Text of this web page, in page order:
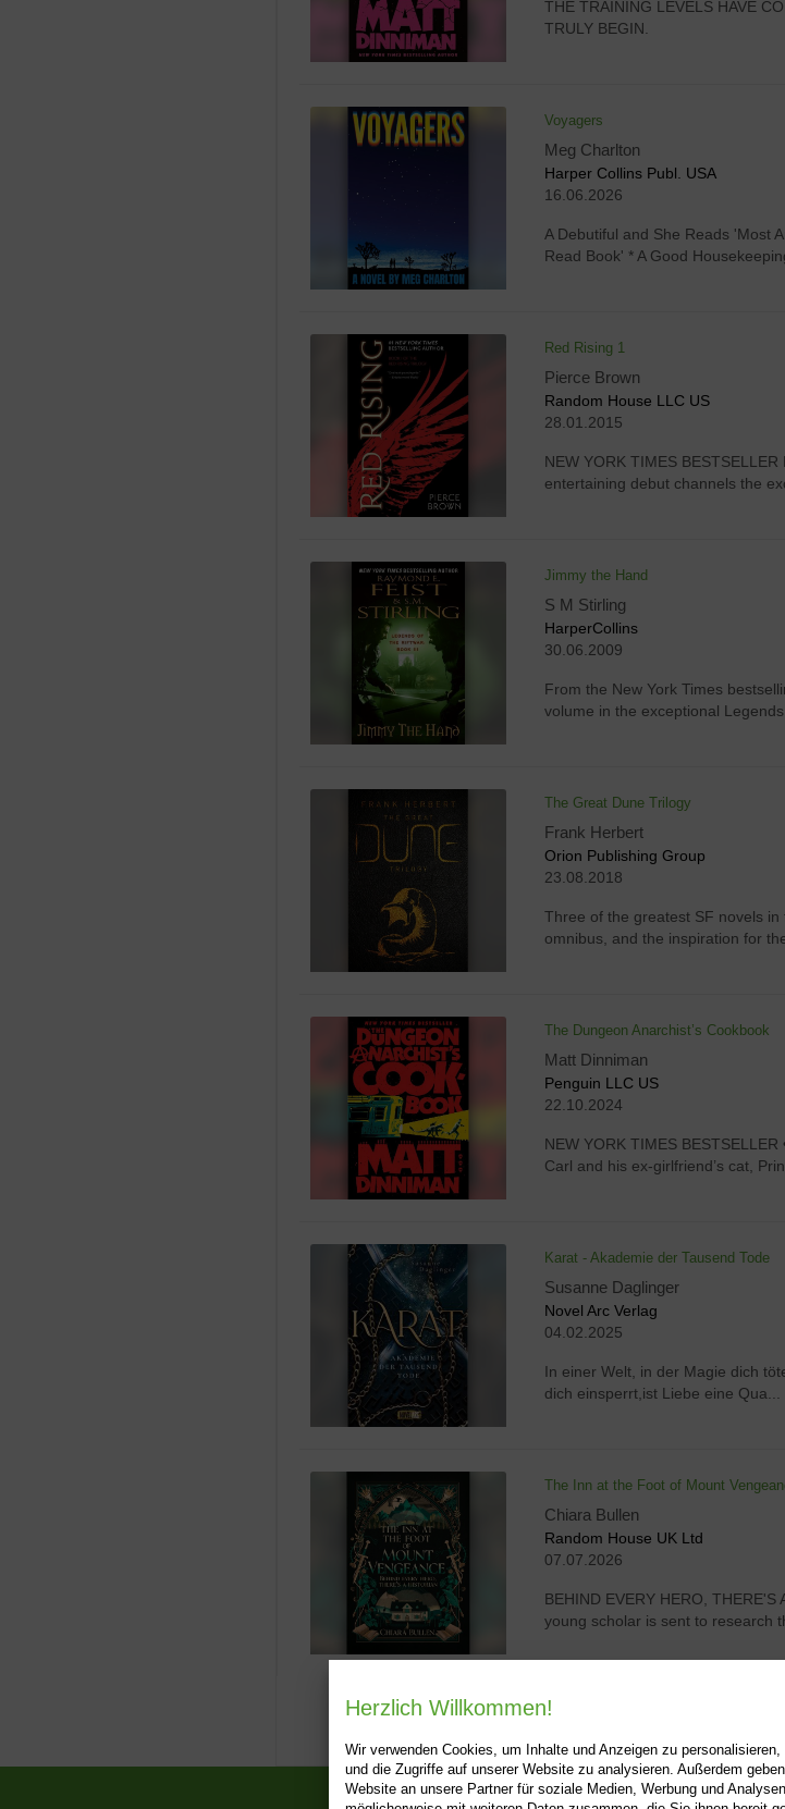
THE TRAINING LEVELS HAVE
TRULY BEGIN.
Voyagers
Meg Charlton
Harper Collins Publ. USA
16.06.2026
A Debutiful and She Reads 'Most
Read Book' * A Good
Red Rising 1
Pierce Brown
Random House LLC US
28.01.2015
NEW YORK TIMES
entertaining debut channels the
Jimmy the Hand
S M Stirling
HarperCollins
30.06.2009
From the New York Times
volume in the exceptional Legends
The Great Dune Trilogy
Frank Herbert
Orion Publishing Group
23.08.2018
Three of the greatest SF novels
omnibus, and the inspiration for the
The Dungeon Anarchist’s Cookbook
Matt Dinniman
Penguin LLC US
22.10.2024
NEW YORK TIMES
Carl and his ex-girlfriend’s cat,
Karat - Akademie der Tausend Tode
Susanne Daglinger
Novel Arc Verlag
04.02.2025
In einer Welt, in der Magie dich
dich einsperrt,ist Liebe eine Qua...
The Inn at the Foot of Mount
Chiara Bullen
Random House UK Ltd
07.07.2026
BEHIND EVERY HERO, THERE'S
young scholar is sent to research
Herzlich Willkommen!
Wir verwenden Cookies, um Inhalte und Anzeigen zu
und die Zugriffe auf unserer Website zu analysieren. Außerdem
Website an unsere Partner für soziale Medien, Werbung und